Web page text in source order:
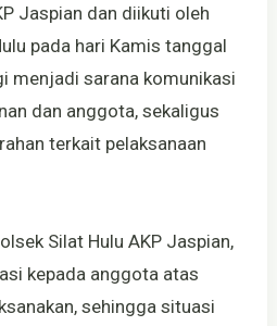
Jaspian dan diikuti oleh
pada hari Kamis tanggal
menjadi sarana komunikasi
dan anggota, sekaligus
terkait pelaksanaan
Silat Hulu AKP Jaspian,
kepada anggota atas
sehingga situasi